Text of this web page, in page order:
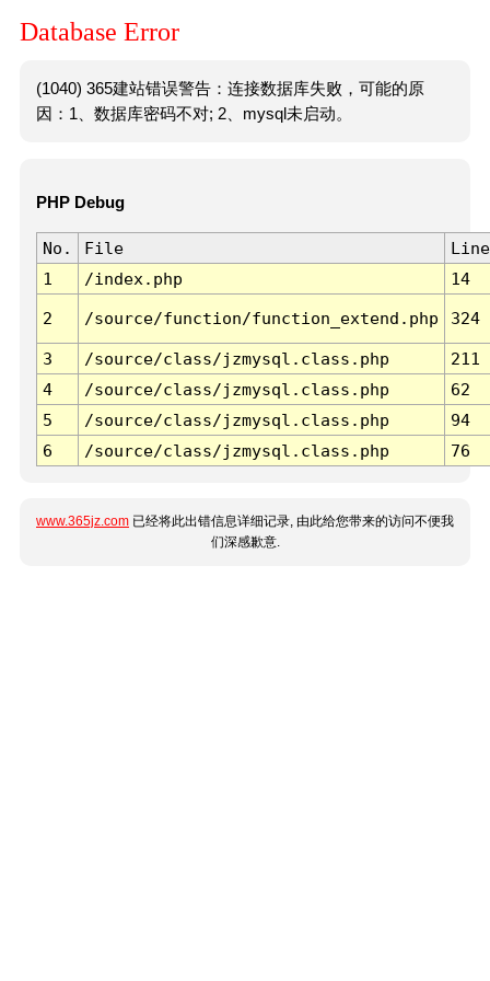
Database Error
(1040) 365建站错误警告：连接数据库失败，可能的原
因：1、数据库密码不对; 2、mysql未启动。
PHP Debug
No. File
Line
1
/index.php 14
2 /source/function/function_extend.php 324
3 /source/class/jzmysql.class.php
211
4
/source/class/jzmysql.class.php
62
5
/source/class/jzmysql.class.php
94
6
/source/class/jzmysql.class.php 76
www.365jz.com 已经将此出错信息详细记录, 由此给您带来的访问不便我
们深感歉意.